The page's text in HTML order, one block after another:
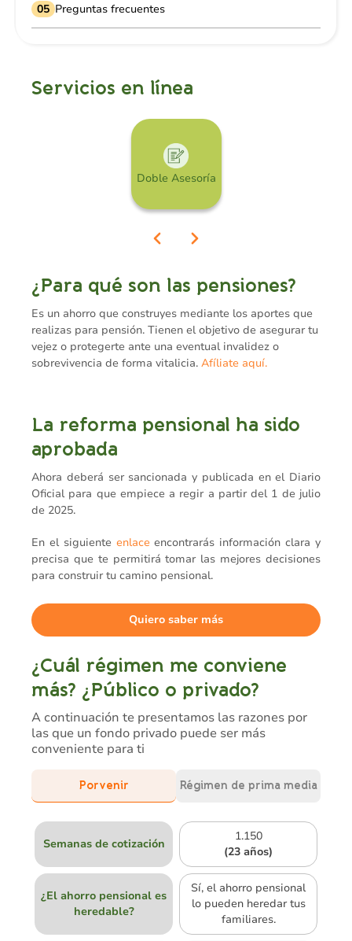
05 Preguntas frecuentes
Servicios en línea
Doble Asesoría
¿Para qué son las pensiones?
Es un ahorro que construyes mediante los aportes que
realizas para pensión. Tienen el objetivo de asegurar tu
vejez o protegerte ante una eventual invalidez o
sobrevivencia de forma vitalicia. Afíliate aquí.
La reforma pensional ha sido
aprobada
Ahora deberá ser sancionada y publicada en el Diario
Oficial para que empiece a regir a partir del 1 de julio
de 2025.
En el siguiente enlaceencontrarás información clara y
precisa que te permitirá tomar las mejores decisiones
para construir tu camino pensional.
Quiero saber más
¿Cuál régimen me conviene
más? ¿Público o privado?
A continuación te presentamos las razones por
las que un fondo privado puede ser más
conveniente para ti
Porvenir Régimen de prima media
Semanas de cotización
1.150
(23 años)
¿El ahorro pensional es
heredable?
Sí, el ahorro pensional
lo pueden heredar tus
familiares.